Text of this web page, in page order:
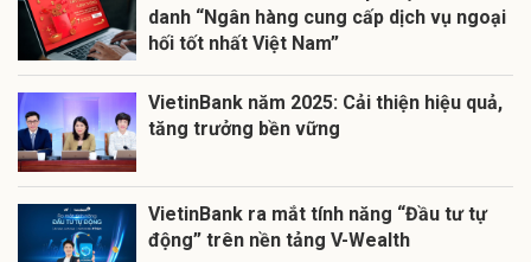
danh “Ngân hàng cung cấp dịch vụ ngoại
hối tốt nhất Việt Nam”
VietinBank năm 2025: Cải thiện hiệu quả,
tăng trưởng bền vững
VietinBank ra mắt tính năng “Đầu tư tự
động” trên nền tảng V-Wealth